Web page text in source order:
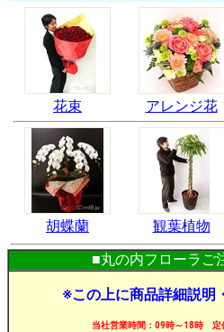
花束 アレンジ花
胡蝶蘭 観葉植物
■丸の内フローラご
※この上に商品詳細説明
当社営業時間：09時～18時 定